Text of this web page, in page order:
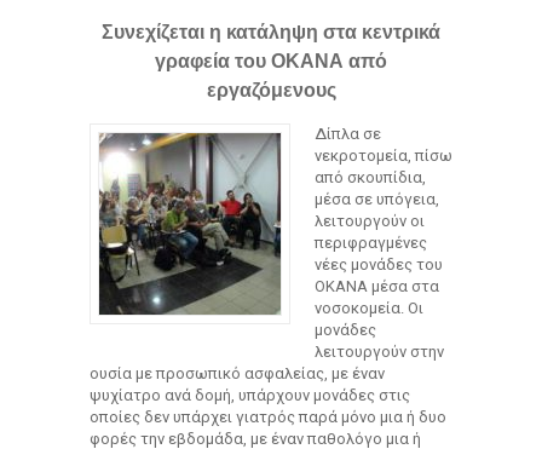
Συνεχίζεται η κατάληψη στα κεντρικά
γραφεία του ΟΚΑΝΑ από
εργαζόμενους
Δίπλα σε
νεκροτομεία, πίσω
από σκουπίδια,
μέσα σε υπόγεια,
λειτουργούν οι
περιφραγμένες
νέες μονάδες του
ΟΚΑΝΑ μέσα στα
νοσοκομεία. Οι
μονάδες
λειτουργούν στην
ουσία με προσωπικό ασφαλείας, με έναν
ψυχίατρο ανά δομή, υπάρχουν μονάδες στις
οποίες δεν υπάρχει γιατρός παρά μόνο μια ή δυο
φορές την εβδομάδα, με έναν παθολόγο μια ή